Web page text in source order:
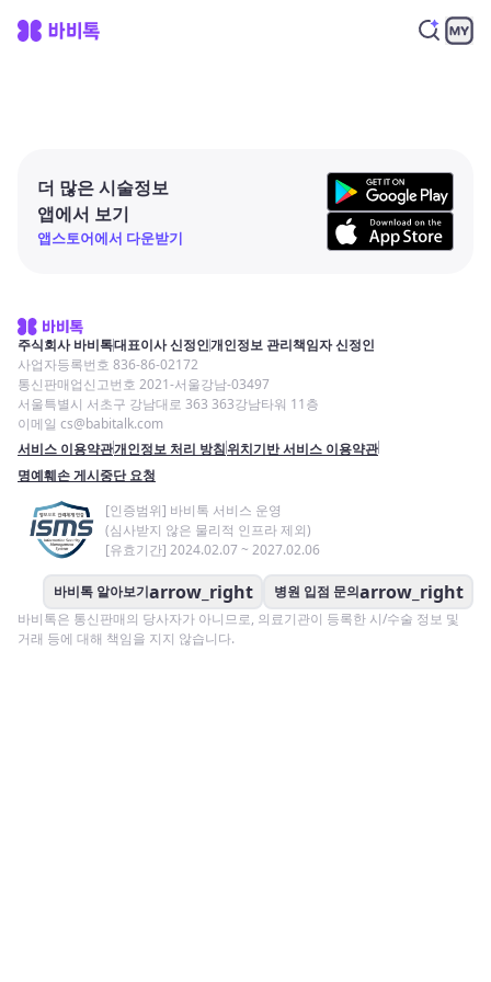
더 많은 시술정보
앱에서 보기
앱스토어에서 다운받기
주식회사 바비톡대표이사 신정인개인정보 관리책임자 신정인
사업자등록번호 836-86-02172
통신판매업신고번호 2021-서울강남-03497
서울특별시 서초구 강남대로 363 363강남타워 11층
이메일 cs@babitalk.com
서비스 이용약관개인정보 처리 방침위치기반 서비스 이용약관
명예훼손 게시중단 요청
[인증범위] 바비톡 서비스 운영
(심사받지 않은 물리적 인프라 제외)
[유효기간] 2024.02.07 ~ 2027.02.06
바비톡 알아보기arrow_right 병원 입점 문의arrow_right
바비톡은 통신판매의 당사자가 아니므로, 의료기관이 등록한 시/수술 정보 및
거래 등에 대해 책임을 지지 않습니다.